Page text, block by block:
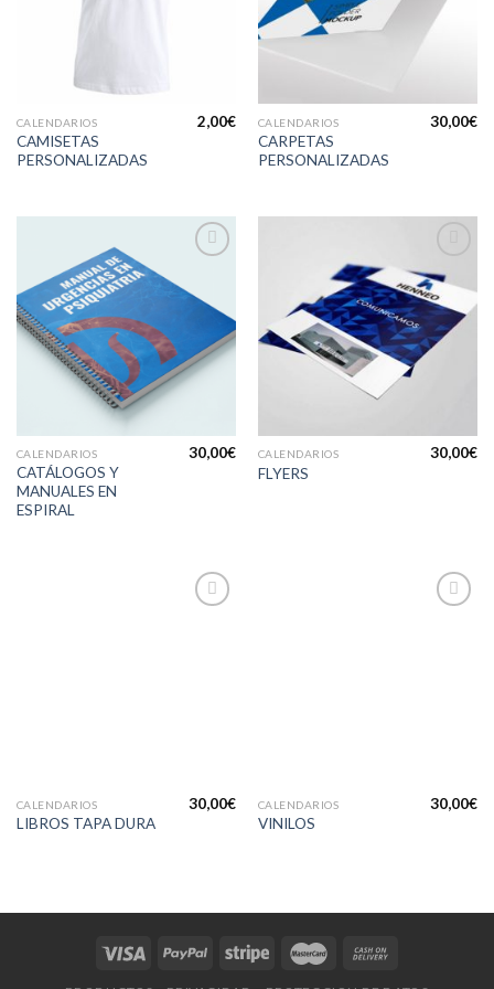
CALENDARIOS
CAMISETAS
PERSONALIZADAS
2,00€
lista de
deseos
CALENDARIOS
CARPETAS
PERSONALIZADAS
30,00€
Añadir
lista de
deseos
CALENDARIOS
CATÁLOGOS Y
MANUALES EN
ESPIRAL
30,00€
Añadir
a la
lista de
deseos
CALENDARIOS
FLYERS
30,00€
CALENDARIOS
LIBROS TAPA DURA
30,00€ CALENDARIOS
VINILOS
30,00€